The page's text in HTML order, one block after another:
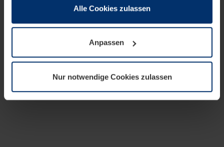
wenn diese für den Betrieb dieser Seite unbedingt
notwendig sind. Für alle anderen Cookie-Typen benötigen
wir Ihre Erlaubnis. Ihre Einwilligung können Sie jederzeit
Datenschutzerklärungunserer Website ändern oder
widerrufen.
Alle Cookies zulassen
Anpassen
Nur notwendige Cookies zulassen